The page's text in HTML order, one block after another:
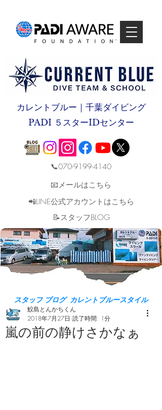
カレントブルー｜千葉ダイビング
PADI ５スターIDセンター
📞070-9199-4140
📧メールはこちら
📲LINE公式アカウントはこちら
​📝スタッフBLOG
スタッフ ブログ カレントブルースタイル
嵐の前の静けさかなぁ
鮫島とんかちくん
2018年7月27日 読了時間: 1分